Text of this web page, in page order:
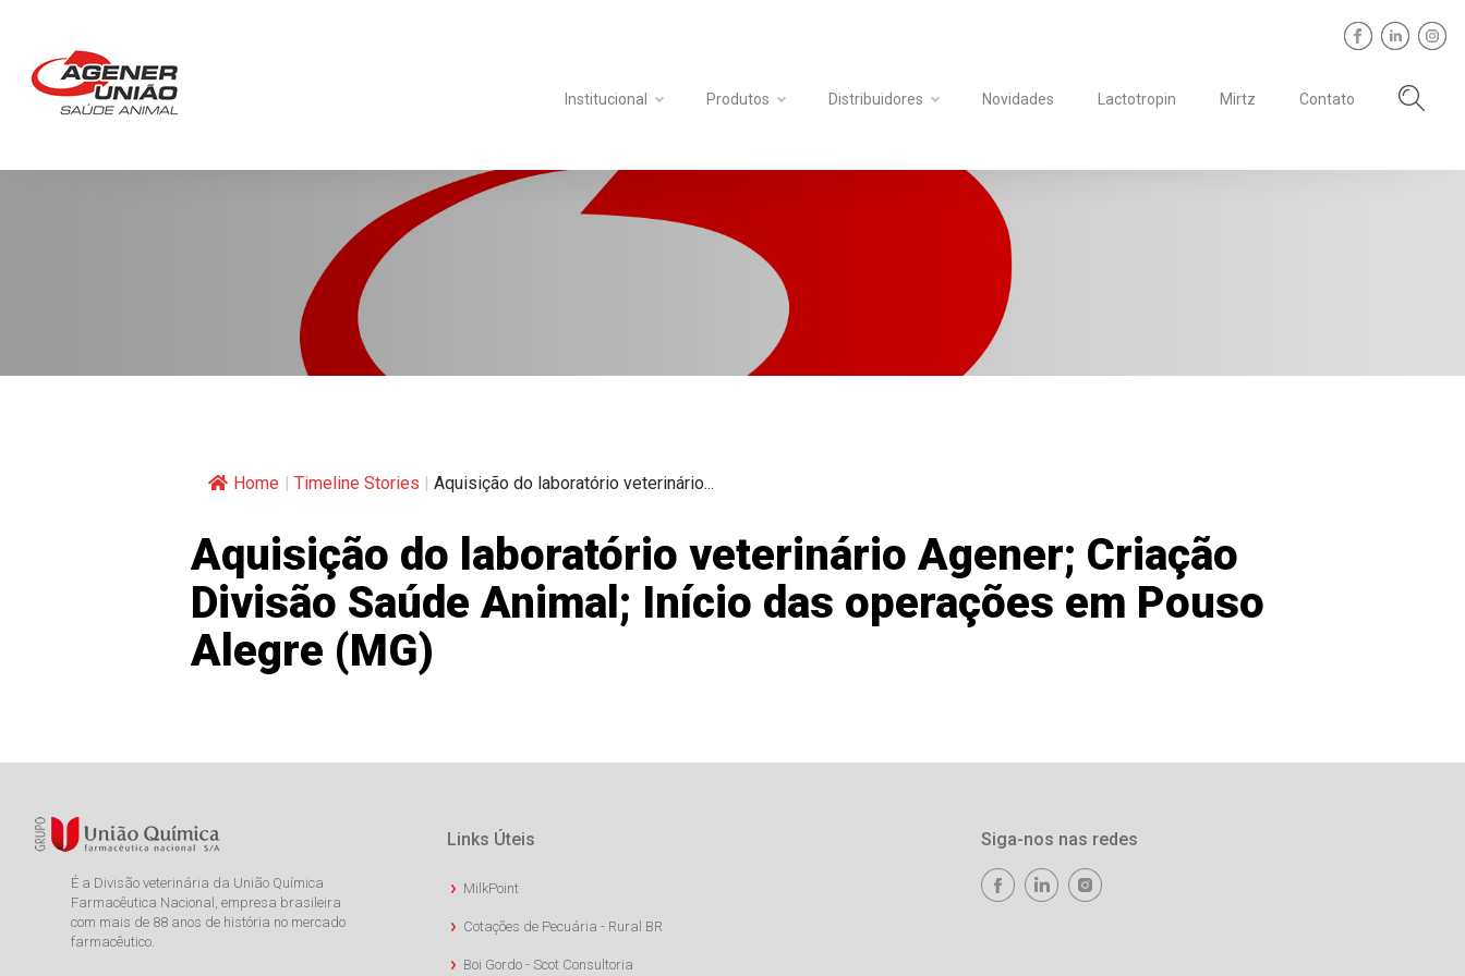
Institucional Produtos Distribuidores Novidades Lactotropin Mirtz Contato
Home | Timeline Stories | Aquisição do laboratório veterinário...
Aquisição do laboratório veterinário Agener; Criação
Divisão Saúde Animal; Início das operações em Pouso
Alegre (MG)
É a Divisão veterinária da União Química
Farmacêutica Nacional, empresa brasileira
com mais de 88 anos de história no mercado
farmacêutico.
Links Úteis
MilkPoint
Cotações de Pecuária - Rural BR
Boi Gordo - Scot Consultoria
Siga-nos nas redes